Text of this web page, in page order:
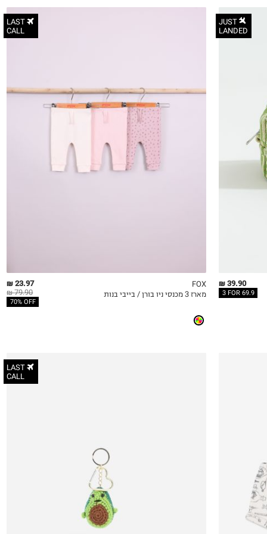
JUST
LANDED
39.90 ₪
3 FOR 69.9
LAST
CALL
MY LIST
12-18M
23.97 ₪
79.90 ₪
70% OFF
FOX
מארז 3 מכנסי ניו בורן / בייבי בנות
LAST
CALL